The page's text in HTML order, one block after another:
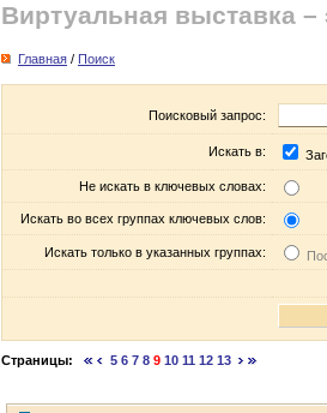
Виртуальная выставка –
Главная / Поиск
Поисковый запрос:
Искать в:
Не искать в ключевых словах:
Искать во всех группах ключевых слов:
Искать только в указанных группах:
Страницы: 5 6 7 8 9 10 11 12 13